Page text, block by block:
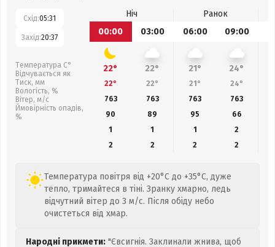
Схід:05:31
Захід:20:37
Температура С°
Відчувається як
Тиск, мм
Вологість, %
Вітер, м/с
Ймовірність опадів,
%
Ніч
Ранок
00:00
03:00 06:00 09:00
22° 22° 21° 24°
22° 22° 21° 24°
763
763 763 763
90
89 95 66
1
1 1
2
2
2 2 2
Температура повітря від +20°C до +35°C, дуже
тепло, тримайтеся в тіні. Зранку хмарно, ледь
відчутний вітер до 3 м/с. Після обіду небо
очистеться від хмар.
Народні прикмети: "Євсигнія. Заклинали жнива, щоб